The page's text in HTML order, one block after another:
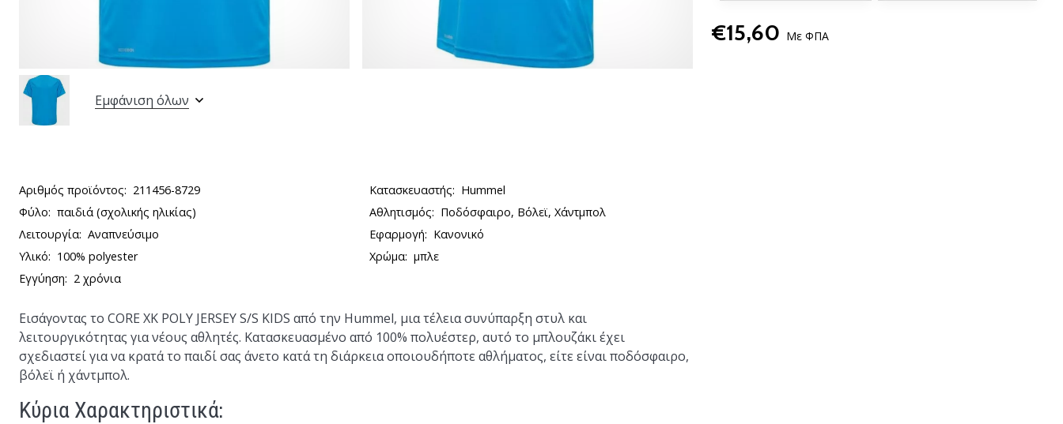
€15,60 Με ΦΠΑ
Εμφάνιση όλων
Αριθμός προϊόντος: 211456-8729 Κατασκευαστής: Hummel
Φύλο: παιδιά (σχολικής ηλικίας) Αθλητισμός: Ποδόσφαιρο, Βόλεϊ, Χάντμπολ
Λειτουργία: Αναπνεύσιμο Εφαρμογή: Κανονικό
Υλικό: 100% polyester Χρώμα: μπλε
Εγγύηση: 2 χρόνια
Εισάγοντας το CORE XK POLY JERSEY S/S KIDS από την Hummel, μια τέλεια συνύπαρξη στυλ και
λειτουργικότητας για νέους αθλητές. Κατασκευασμένο από 100% πολυέστερ, αυτό το μπλουζάκι έχει
σχεδιαστεί για να κρατά το παιδί σας άνετο κατά τη διάρκεια οποιουδήποτε αθλήματος, είτε είναι ποδόσφαιρο,
βόλεϊ ή χάντμπολ.
Κύρια Χαρακτηριστικά: